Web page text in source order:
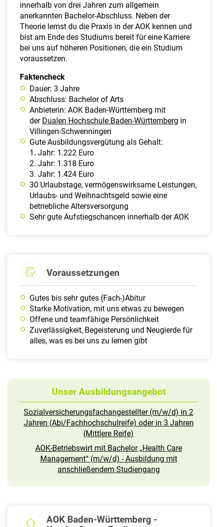
innerhalb von drei Jahren zum allgemein
anerkannten Bachelor-Abschluss. Neben der
Theorie lernst du die Praxis in der AOK kennen und
bist am Ende des Studiums bereit für eine Karriere
bei uns auf höheren Positionen, die ein Studium
voraussetzen.
Faktencheck
Dauer: 3 Jahre
Abschluss: Bachelor of Arts
Anbieterin: AOK Baden-Württemberg mit
der Dualen Hochschule Baden-Württemberg in
Villingen-Schwenningen
Gute Ausbildungsvergütung als Gehalt:
1. Jahr: 1.222 Euro
2. Jahr: 1.318 Euro
3. Jahr: 1.424 Euro
30 Urlaubstage, vermögenswirksame Leistungen,
Urlaubs- und Weihnachtsgeld sowie eine
betriebliche Altersversorgung
Sehr gute Aufstiegschancen innerhalb der AOK
Voraussetzungen
Gutes bis sehr gutes (Fach-)Abitur
Starke Motivation, mit uns etwas zu bewegen
Offene und teamfähige Persönlichkeit
Zuverlässigkeit, Begeisterung und Neugierde für
alles, was es bei uns zu lernen gibt
Unser Ausbildungsangebot
Sozialversicherungsfachangestellter (m/w/d) in 2
Jahren (Abi/Fachhochschulreife) oder in 3 Jahren
(Mittlere Reife)
AOK-Betriebswirt mit Bachelor „Health Care
Management“ (m/w/d) - Ausbildung mit
anschließendem Studiengang
AOK Baden-Württemberg -